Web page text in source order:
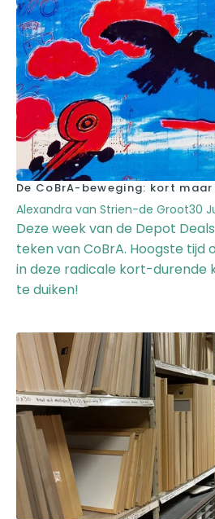
De CoBrA-beweging: kort
Alexandra van Strien-de Groot30
Deze week van de Depot
teken van CoBrA. Hoogste tijd
in deze radicale kort-durende
te duiken!